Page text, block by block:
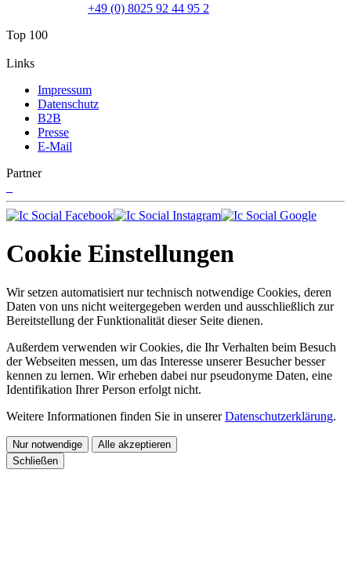
+49 (0) 8025 92 44 95 2
Top 100
Links
Impressum
Datenschutz
B2B
Presse
E-Mail
Partner
Cookie Einstellungen
Wir setzen automatisiert nur technisch notwendige Cookies, deren
Daten von uns nicht weitergegeben werden und ausschließlich zur
Bereitstellung der Funktionalität dieser Seite dienen.
Außerdem verwenden wir Cookies, die Ihr Verhalten beim Besuch
der Webseiten messen, um das Interesse unserer Besucher besser
kennen zu lernen. Wir erheben dabei nur pseudonyme Daten, eine
Identifikation Ihrer Person erfolgt nicht.
Weitere Informationen finden Sie in unsererDatenschutzerklärung.
Nur notwendige
Alle akzeptieren
Schließen